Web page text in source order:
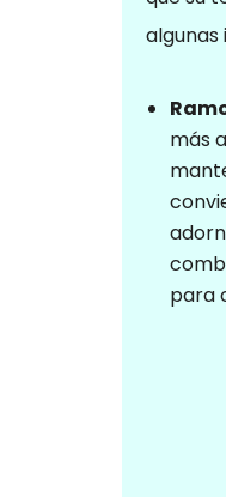
más
para